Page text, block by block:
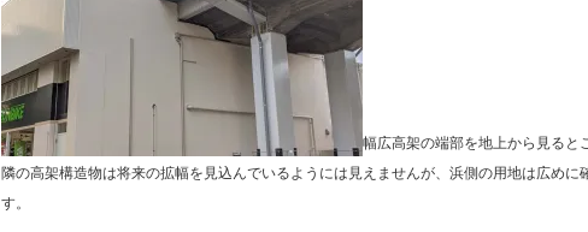
幅広高架の端部を地上から見ると
隣の高架構造物は将来の拡幅を見込んでいるようには見えませんが、浜側の用地は広めに
す。